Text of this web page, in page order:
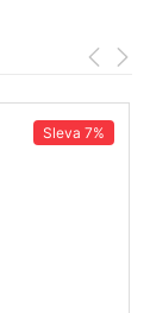
Sleva 7%